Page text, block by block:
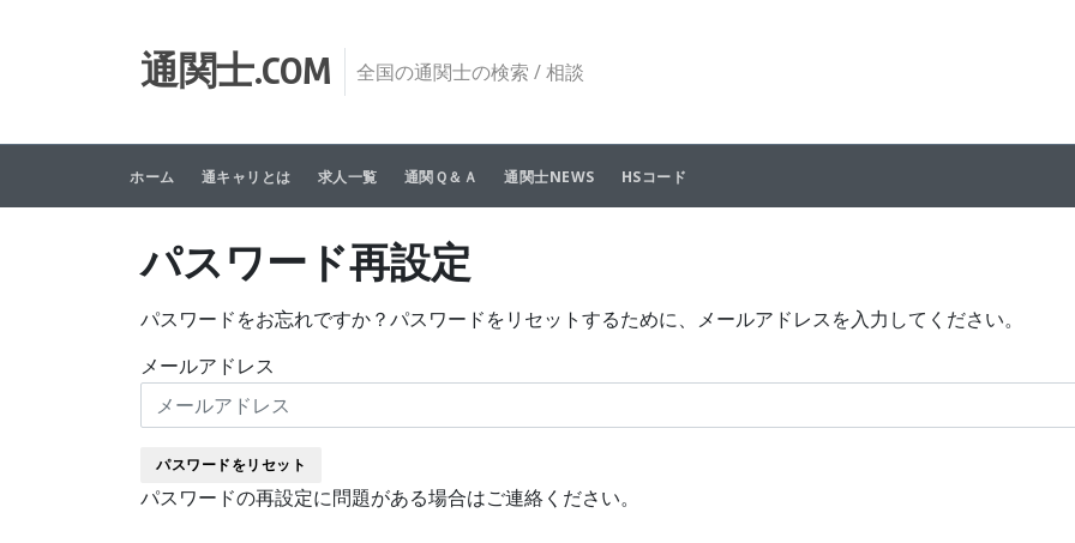
通関士.COM 全国の通関士の検索 / 相談
ホーム 通キャリとは 求人一覧 通関Ｑ＆Ａ 通関士NEWS HSコード
パスワード再設定
パスワードをお忘れですか？パスワードをリセットするために、メールアドレスを入力してください。
メールアドレス
パスワードの再設定に問題がある場合はご連絡ください。